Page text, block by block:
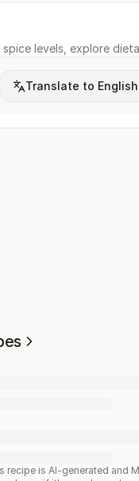
levels, explore
Translate to English
recipe is AI-generated and